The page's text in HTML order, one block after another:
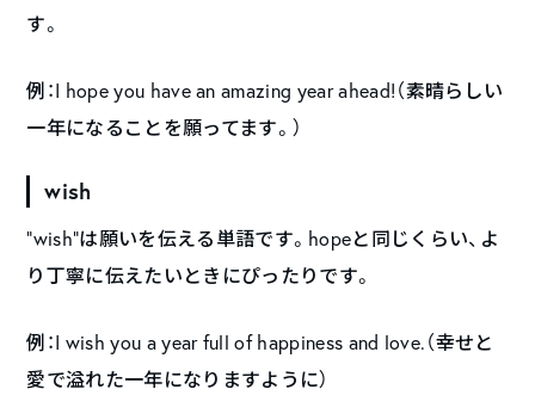
す。
例：I hope you have an amazing year ahead!（素晴らしい
一年になることを願ってます。）
wish
“wish”は願いを伝える単語です。hopeと同じくらい、よ
り丁寧に伝えたいときにぴったりです。
例：I wish you a year full of happiness and love.（幸せと
愛で溢れた一年になりますように）